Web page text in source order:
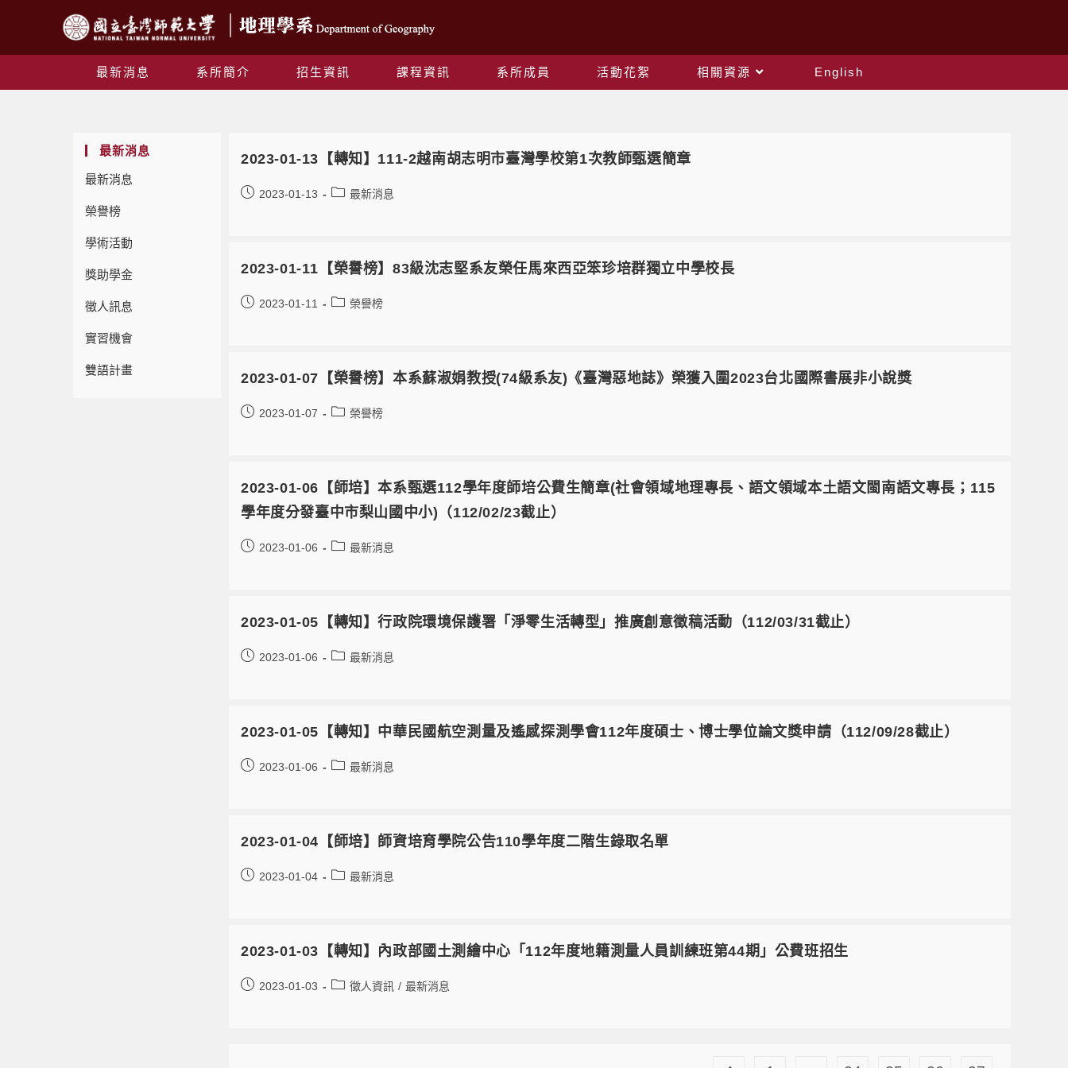
最新消息 系所簡介 招生資訊 課程資訊 系所成員 活動花絮 相關資源
English
最新消息
最新消息
榮譽榜
學術活動
獎助學金
徵人訊息
實習機會
雙語計畫
2023-01-13【轉知】111-2越南胡志明市臺灣學校第1次教師甄選簡章
2023-01-13 最新消息
2023-01-11【榮譽榜】83級沈志堅系友榮任馬來西亞笨珍培群獨立中學校長
2023-01-11 榮譽榜
2023-01-07【榮譽榜】本系蘇淑娟教授(74級系友)《臺灣惡地誌》榮獲入圍2023台北國際書展非小說獎
2023-01-07 榮譽榜
2023-01-06【師培】本系甄選112學年度師培公費生簡章(社會領域地理專長、語文領域本土語文閩南語文專長；115
學年度分發臺中市梨山國中小)（112/02/23截止）
2023-01-06 最新消息
2023-01-05【轉知】行政院環境保護署「淨零生活轉型」推廣創意徵稿活動（112/03/31截止）
2023-01-06 最新消息
2023-01-05【轉知】中華民國航空測量及遙感探測學會112年度碩士、博士學位論文獎申請（112/09/28截止）
2023-01-06 最新消息
2023-01-04【師培】師資培育學院公告110學年度二階生錄取名單
2023-01-04 最新消息
2023-01-03【轉知】內政部國土測繪中心「112年度地籍測量人員訓練班第44期」公費班招生
2023-01-03 徵人資訊 / 最新消息